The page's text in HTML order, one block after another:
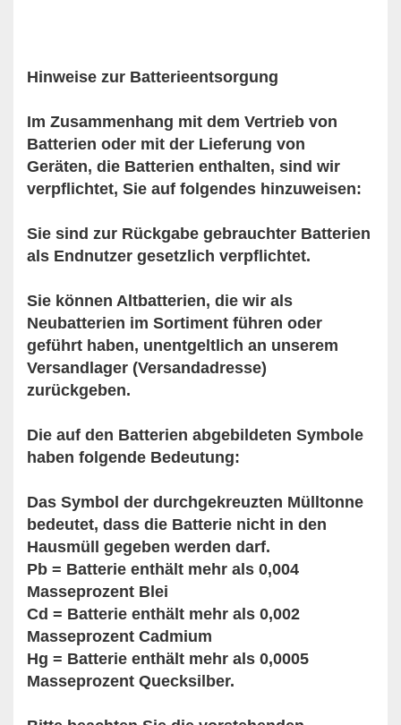
Hinweise zur Batterieentsorgung
Im Zusammenhang mit dem Vertrieb von
Batterien oder mit der Lieferung von
Geräten, die Batterien enthalten, sind wir
verpflichtet, Sie auf folgendes hinzuweisen:
Sie sind zur Rückgabe gebrauchter Batterien
als Endnutzer gesetzlich verpflichtet.
Sie können Altbatterien, die wir als
Neubatterien im Sortiment führen oder
geführt haben, unentgeltlich an unserem
Versandlager (Versandadresse)
zurückgeben.
Die auf den Batterien abgebildeten Symbole
haben folgende Bedeutung:
Das Symbol der durchgekreuzten Mülltonne
bedeutet, dass die Batterie nicht in den
Hausmüll gegeben werden darf.
Pb = Batterie enthält mehr als 0,004
Masseprozent Blei
Cd = Batterie enthält mehr als 0,002
Masseprozent Cadmium
Hg = Batterie enthält mehr als 0,0005
Masseprozent Quecksilber.